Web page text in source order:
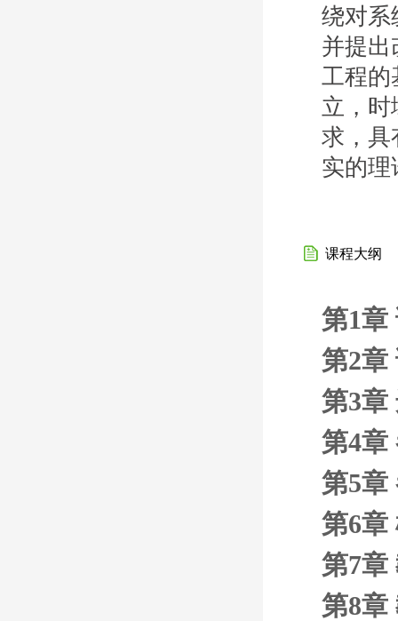
绕对系
并提出
工程的
立，时
求，具
实的理
课程大纲
第1章
第2章
第3章
第4章
第5章
第6章
第7章
第8章